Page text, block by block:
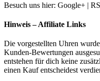
Besuch uns hier: Google+ |
Hinweis – Affiliate Links
Die vorgestellten Uhren
Kunden-Bewertungen
entstehen für dich keine
einen Kauf entscheidest